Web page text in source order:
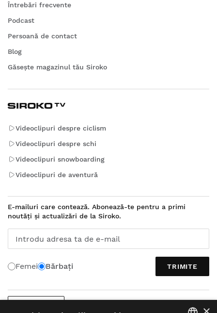
Întrebări frecvente
Podcast
Persoană de contact
Blog
Găsește magazinul tău Siroko
Videoclipuri despre ciclism
Videoclipuri despre schi
Videoclipuri snowboarding
Videoclipuri de aventură
E-mailuri care contează. Abonează-te pentru a primi
noutăți și actualizări de la Siroko.
Introdu adresa ta de e-mail
Femei Bărbați TRIMITE